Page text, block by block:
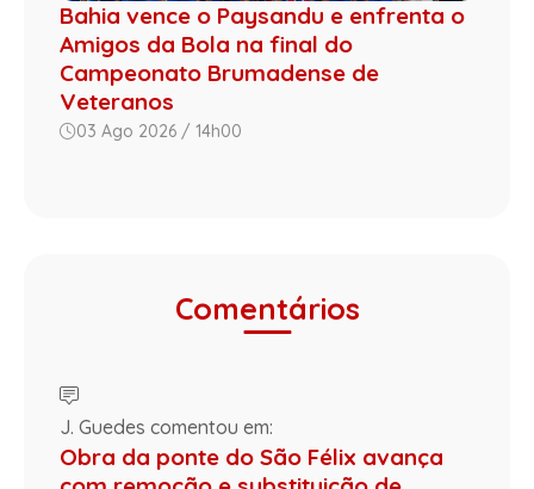
Bahia vence o Paysandu e enfrenta o
Amigos da Bola na final do
Campeonato Brumadense de
Veteranos
03 Ago 2026 / 14h00
Comentários
J. Guedes comentou em:
Obra da ponte do São Félix avança